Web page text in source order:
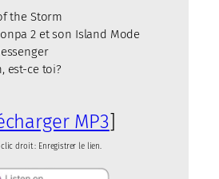
the Storm
2 et son Island Mode
est-ce toi?
MP3]
clic droit : Enregistrer le lien.